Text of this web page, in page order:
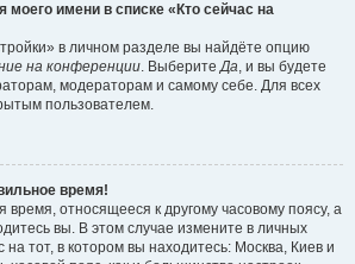
моего имени в списке «Кто сейчас на
в личном разделе вы найдёте опцию
на конференции. ВыберитеДа, и вы будете
модераторам и самому себе. Для всех
пользователем.
время!
время, относящееся к другому часовому поясу, а
вы. В этом случае измените в личных
на тот, в котором вы находитесь: Москва, Киев и